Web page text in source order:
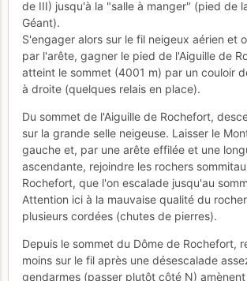
de III) jusqu'à la "salle à manger" (pied de
Géant).
S'engager alors sur le fil neigeux aérien et
par l'arête, gagner le pied de l'Aiguille de
atteint le sommet (4001 m) par un couloir
à droite (quelques relais en place).
Du sommet de l'Aiguille de Rochefort,
sur la grande selle neigeuse. Laisser le
gauche et, par une arête effilée et une
ascendante, rejoindre les rochers
Rochefort, que l'on escalade jusqu'au
Attention ici à la mauvaise qualité du
plusieurs cordées (chutes de pierres).
Depuis le sommet du Dôme de Rochefort,
moins sur le fil après une désescalade
gendarmes (passer plutôt côté N)